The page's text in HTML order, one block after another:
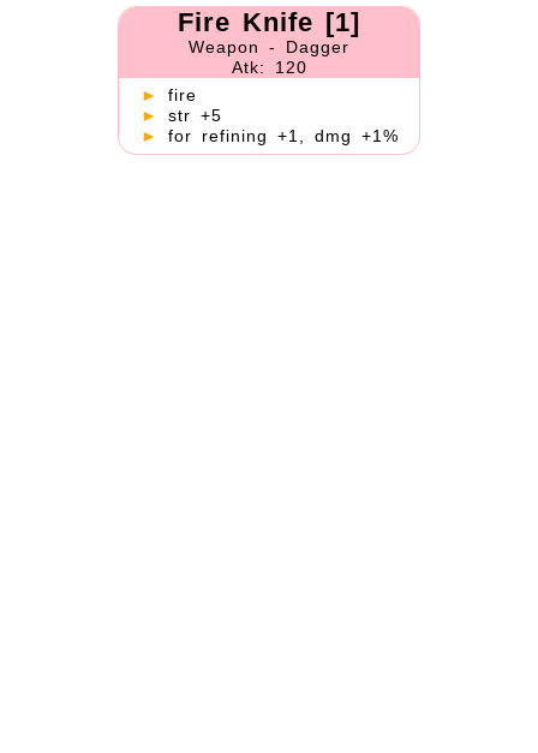
Fire Knife [1]
Weapon - Dagger
Atk: 120
►
fire
►
str +5
►
for refining +1, dmg +1%